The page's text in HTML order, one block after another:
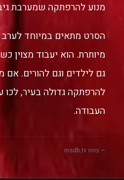
מנוע להרפתקה שמערבת
הסרט מתאים במיוחד לערב
מיותרת. הוא יעבוד מצוין
גם לילדים וגם להורים.
להרפתקה גדולה בעיר, לכו
העבודה.
— צוות msdb.tv